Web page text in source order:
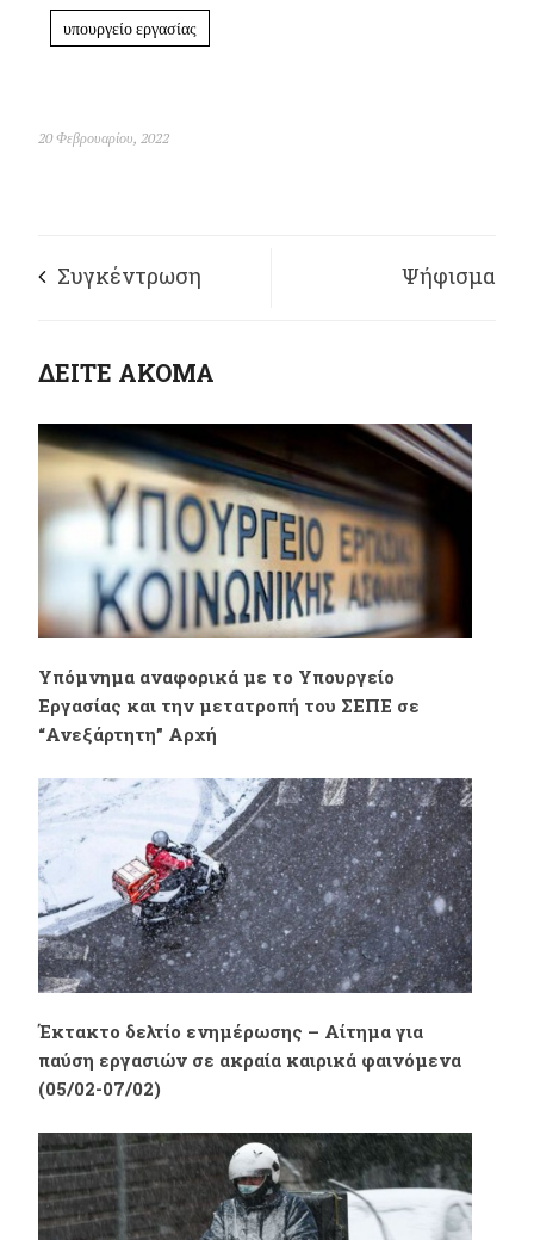
υπουργείο εργασίας
20 Φεβρουαρίου, 2022
Συγκέντρωση
Πρωτοδικείο Βόλου
– 25 Φλεβάρη 2022
Ψήφισμα
Βαγγέλη Μακούχα.
ΔΕΙΤΕ ΑΚΟΜΑ
Υπόμνημα αναφορικά με το Υπουργείο
Εργασίας και την μετατροπή του ΣΕΠΕ σε
“Ανεξάρτητη” Αρχή
Έκτακτο δελτίο ενημέρωσης – Αίτημα για
παύση εργασιών σε ακραία καιρικά φαινόμενα
(05/02-07/02)